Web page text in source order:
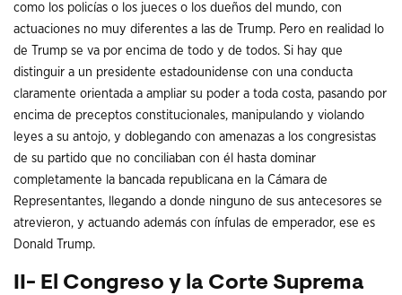
como los policías o los jueces o los dueños del mundo, con
actuaciones no muy diferentes a las de Trump. Pero en realidad lo
de Trump se va por encima de todo y de todos. Si hay que
distinguir a un presidente estadounidense con una conducta
claramente orientada a ampliar su poder a toda costa, pasando por
encima de preceptos constitucionales, manipulando y violando
leyes a su antojo, y doblegando con amenazas a los congresistas
de su partido que no conciliaban con él hasta dominar
completamente la bancada republicana en la Cámara de
Representantes, llegando a donde ninguno de sus antecesores se
atrevieron, y actuando además con ínfulas de emperador, ese es
Donald Trump.
II- El Congreso y la Corte Suprema